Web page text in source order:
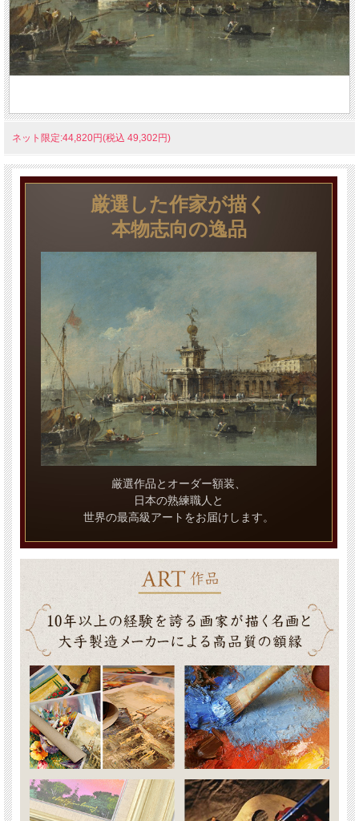
ネット限定:44,820円(税込 49,302円)
厳選した作家が描く
本物志向の逸品
厳選作品とオーダー額装、
日本の熟練職人と
世界の最高級アートをお届けします。